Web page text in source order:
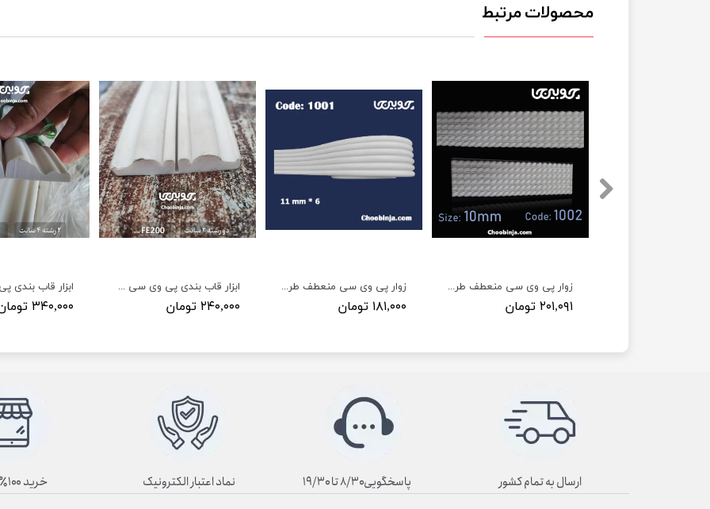
محصولات مرتبط
۳۴۰,۰۰۰ تومان
ابزار قاب بندی پی وی سی خام پله ای متقارن منعطف دو رشته 2 سانت نامتقارن کد FE200
۲۴۰,۰۰۰ تومان
زوار پی وی سی منعطف طرح نیمگرد عرض 10 میل 6 رشته کد 1001
۱۸۱,۰۰۰ تومان
زوار پی وی سی منعطف طرح طنابی عرض 1 سانت ۶ رشته کد 1002
۲۰۱,۰۹۱ تومان
ارسال به تمام کشور پاسخگویی۸/۳۰ تا ۱۹/۳۰ نماد اعتبار الکترونیک خرید ۱۰۰٪ آنلاین